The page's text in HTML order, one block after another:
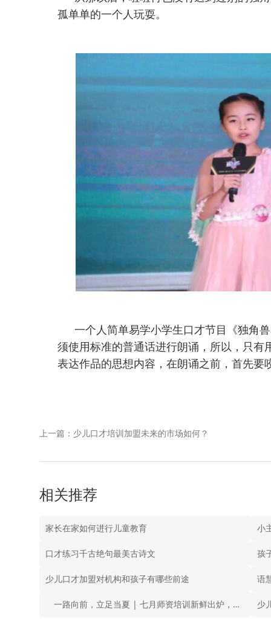
孤单单的一个人玩耍。
一个人简单易学小学生口才节目《独角
须使用标准的普通话进行朗诵，所以，只
表达作品的思想内容，在朗诵之前，首先要
上一篇：少儿口才培训加盟未来的市场如何？
相关推荐
家长在家如何进行儿童教育 小
口才练习千古绝句最美古诗文
少儿口才加盟对机构和孩子有哪些前途 语
一路向前，立足当夏 | 七月师资培训新鲜出炉，报名通道重磅开启! 少